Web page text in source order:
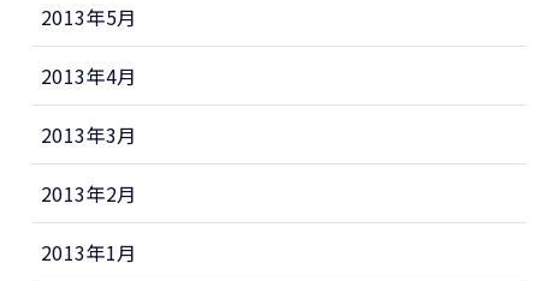
2013年5月
2013年4月
2013年3月
2013年2月
2013年1月